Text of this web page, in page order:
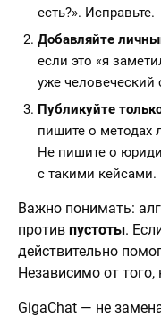
есть?». Исправьте.
Добавляйте
если это «я
уже человеческий
Публикуйте
пишите о методах
Не пишите о
с такими кейсами.
Важно понимать:
против пустоты.
действительно
Независимо от того,
GigaChat — не